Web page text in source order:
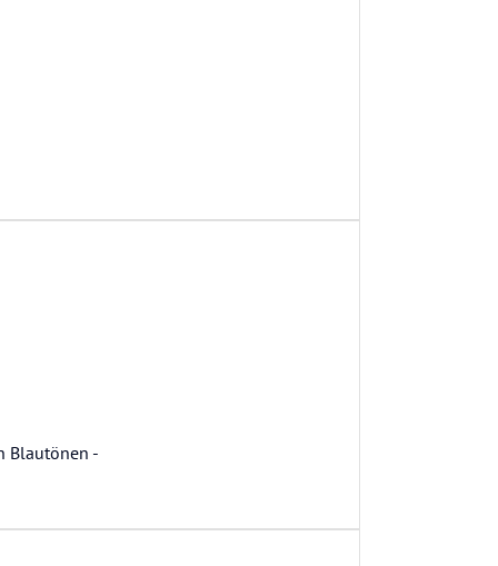
Blautönen -